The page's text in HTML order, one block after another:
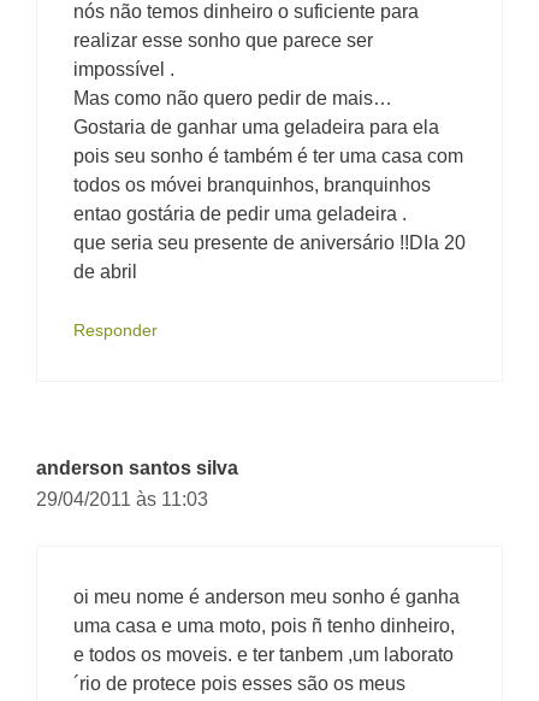
nós não temos dinheiro o suficiente para
realizar esse sonho que parece ser
impossível .
Mas como não quero pedir de mais…
Gostaria de ganhar uma geladeira para ela
pois seu sonho é também é ter uma casa com
todos os móvei branquinhos, branquinhos
entao gostária de pedir uma geladeira .
que seria seu presente de aniversário !!DIa 20
de abril
Responder
anderson santos silva
29/04/2011 às 11:03
oi meu nome é anderson meu sonho é ganha
uma casa e uma moto, pois ñ tenho dinheiro,
e todos os moveis. e ter tanbem ,um laborato
´rio de protece pois esses são os meus